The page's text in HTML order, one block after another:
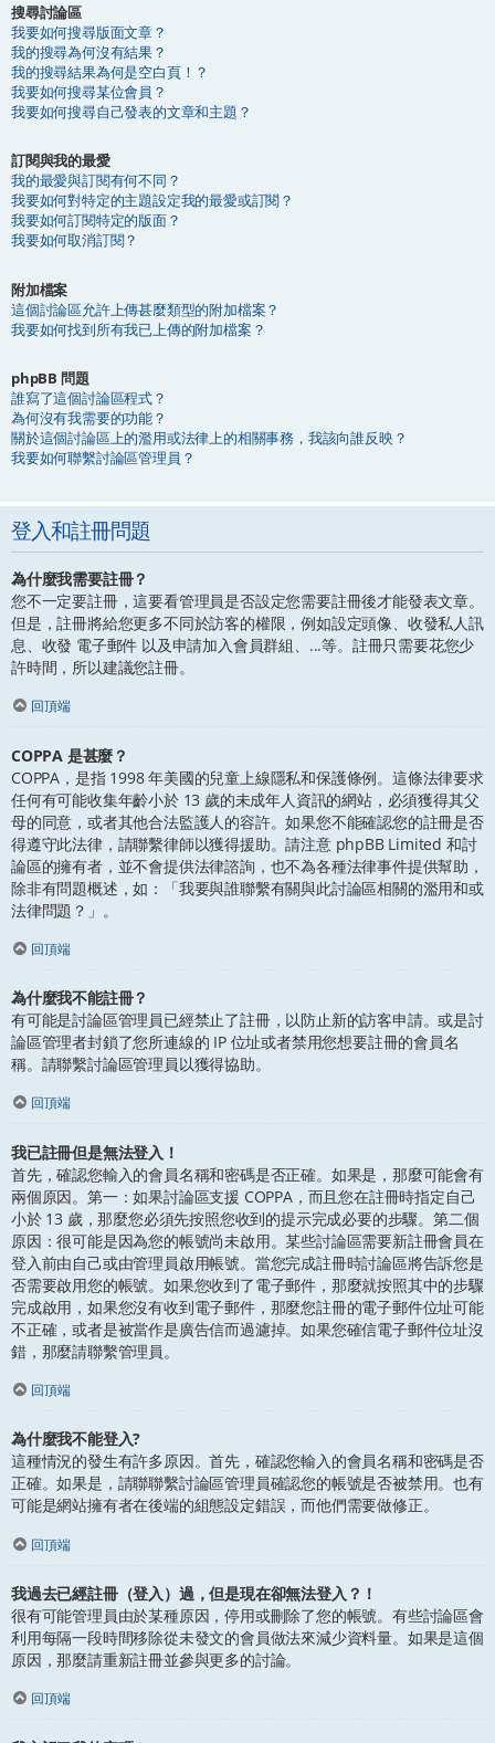
搜尋討論區
我要如何搜尋版面文章？
我的搜尋為何沒有結果？
我的搜尋結果為何是空白頁！？
我要如何搜尋某位會員？
我要如何搜尋自己發表的文章和主題？
訂閱與我的最愛
我的最愛與訂閱有何不同？
我要如何對特定的主題設定我的最愛或訂閱？
我要如何訂閱特定的版面？
我要如何取消訂閱？
附加檔案
這個討論區允許上傳甚麼類型的附加檔案？
我要如何找到所有我已上傳的附加檔案？
phpBB 問題
誰寫了這個討論區程式？
為何沒有我需要的功能？
關於這個討論區上的濫用或法律上的相關事務，我該向誰反映？
我要如何聯繫討論區管理員？
登入和註冊問題
為什麼我需要註冊？
您不一定要註冊，這要看管理員是否設定您需要註冊後才能發表文章。
但是，註冊將給您更多不同於訪客的權限，例如設定頭像、收發私人訊
息、收發 電子郵件 以及申請加入會員群組、...等。註冊只需要花您少
許時間，所以建議您註冊。
回頂端
COPPA 是甚麼？
COPPA，是指 1998 年美國的兒童上線隱私和保護條例。這條法律要求
任何有可能收集年齡小於 13 歲的未成年人資訊的網站，必須獲得其父
母的同意，或者其他合法監護人的容許。如果您不能確認您的註冊是否
得遵守此法律，請聯繫律師以獲得援助。請注意 phpBB Limited 和討
論區的擁有者，並不會提供法律諮詢，也不為各種法律事件提供幫助，
除非有問題概述，如：「我要與誰聯繫有關與此討論區相關的濫用和或
法律問題？」。
回頂端
為什麼我不能註冊？
有可能是討論區管理員已經禁止了註冊，以防止新的訪客申請。或是討
論區管理者封鎖了您所連線的 IP 位址或者禁用您想要註冊的會員名
稱。請聯繫討論區管理員以獲得協助。
回頂端
我已註冊但是無法登入！
首先，確認您輸入的會員名稱和密碼是否正確。如果是，那麼可能會有
兩個原因。第一：如果討論區支援 COPPA，而且您在註冊時指定自己
小於 13 歲，那麼您必須先按照您收到的提示完成必要的步驟。第二個
原因：很可能是因為您的帳號尚未啟用。某些討論區需要新註冊會員在
登入前由自己或由管理員啟用帳號。當您完成註冊時討論區將告訴您是
否需要啟用您的帳號。如果您收到了電子郵件，那麼就按照其中的步驟
完成啟用，如果您沒有收到電子郵件，那麼您註冊的電子郵件位址可能
不正確，或者是被當作是廣告信而過濾掉。如果您確信電子郵件位址沒
錯，那麼請聯繫管理員。
回頂端
為什麼我不能登入?
這種情況的發生有許多原因。首先，確認您輸入的會員名稱和密碼是否
正確。如果是，請聯聯繫討論區管理員確認您的帳號是否被禁用。也有
可能是網站擁有者在後端的組態設定錯誤，而他們需要做修正。
回頂端
我過去已經註冊（登入）過，但是現在卻無法登入？！
很有可能管理員由於某種原因，停用或刪除了您的帳號。有些討論區會
利用每隔一段時間移除從未發文的會員做法來減少資料量。如果是這個
原因，那麼請重新註冊並參與更多的討論。
回頂端